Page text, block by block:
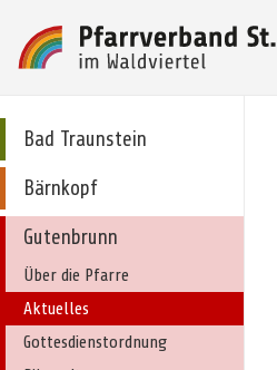
Bad Traunstein
Bärnkopf
Gutenbrunn
Über die Pfarre
Aktuelles
Gottesdienstordnung